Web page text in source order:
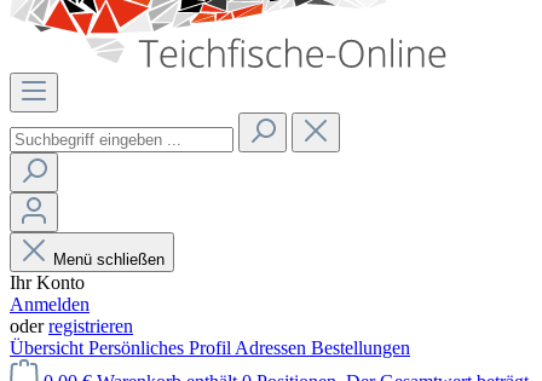
Menü schließen
Ihr Konto
Anmelden
oderregistrieren
Übersicht Persönliches Profil Adressen Bestellungen